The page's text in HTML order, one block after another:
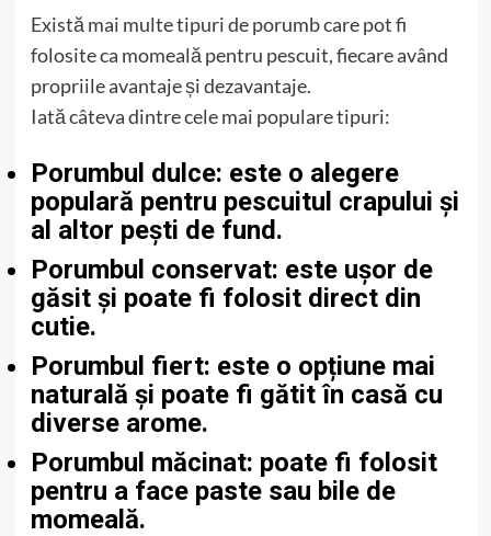
Există mai multe tipuri de porumb care pot fi
folosite ca momeală pentru pescuit, fiecare având
propriile avantaje și dezavantaje.
Iată câteva dintre cele mai populare tipuri:
Porumbul dulce: este o alegere
populară pentru pescuitul crapului și
al altor pești de fund.
Porumbul conservat: este ușor de
găsit și poate fi folosit direct din
cutie.
Porumbul fiert: este o opțiune mai
naturală și poate fi gătit în casă cu
diverse arome.
Porumbul măcinat: poate fi folosit
pentru a face paste sau bile de
momeală.